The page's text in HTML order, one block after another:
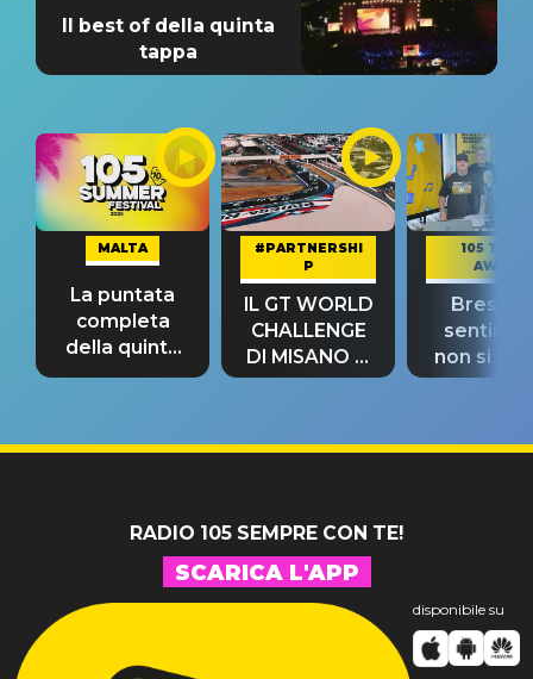
Il best of della quinta
tappa
MALTA
La puntata
completa
della quinta
tappa
#PARTNERSHI
P
IL GT WORLD
CHALLENGE
DI MISANO si
riconferma
105 TAKE
AWAY
Bresh:
non si
fino alla
RADIO 105 SEMPRE CON TE!
SCARICA L'APP
disponibile su